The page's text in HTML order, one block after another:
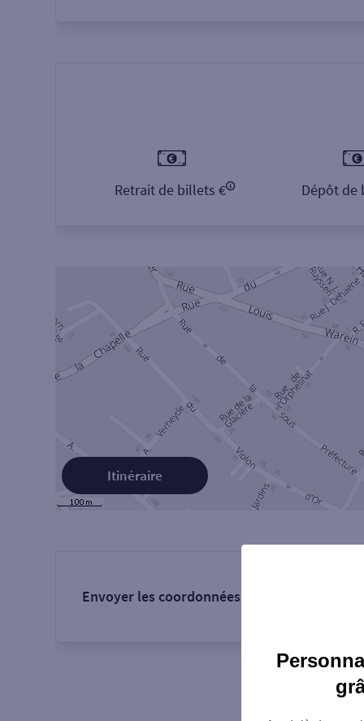
Retrait de billets € Dépôt de
Itinéraire
Envoyer les coordonnées de l'agence :